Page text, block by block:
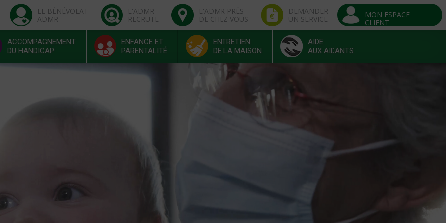
LE BÉNÉVOLAT
ADMR
L'ADMR
RECRUTE
L'ADMR PRÈS
DE CHEZ VOUS
DEMANDER
UN SERVICE
MON ESPACE
CLIENT
ACCOMPAGNEMENT
DU HANDICAP
ENFANCE ET
PARENTALITÉ
ENTRETIEN
DE LA MAISON
AIDE
AUX AIDANTS